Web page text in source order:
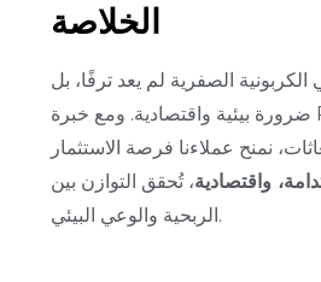
الخلاصة
الكربونية الصفرية لم يعد ترفًا، بل
ضرورة بيئية واقتصادية. ومع خبرة PEC في تصميم
نمنح عملاءنا فرصة الاستثمار
واقتصادية، تُحقق التوازن بين
الربحية والوعي البيئي.